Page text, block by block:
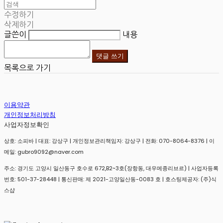
수정하기
삭제하기
글쓴이
내용
댓글 쓰기
목록으로 가기
이용약관
개인정보처리방침
사업자정보확인
상호: 소피바 | 대표: 강상구 | 개인정보관리책임자: 강상구 | 전화: 070-8064-8376 | 이
메일: gubro9092@naver.com
주소: 경기도 고양시 일산동구 호수로 672,B2~3호(장항동, 대우메종리브르) | 사업자등록
번호:501-37-28448 | 통신판매:제 2021-고양일산동-0083 호 | 호스팅제공자: (주)식
스샵